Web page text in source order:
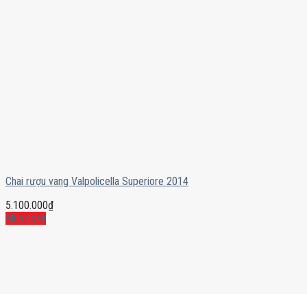
Chai rượu vang Valpolicella Superiore 2014
5.100.000₫
Mua ngay